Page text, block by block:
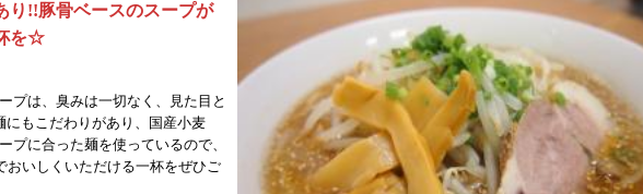
り!!豚骨ベースのスープが
を☆
プは、臭みは一切なく、見た目と
にもこだわりがあり、国産小麦
プに合った麺を使っているので、
おいしくいただける一杯をぜひご